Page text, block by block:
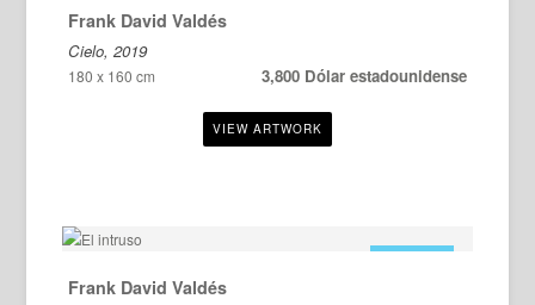
Frank David Valdés
Cielo, 2019
180 x 160 cm 3,800 Dólar estadounidense
Frank David Valdés